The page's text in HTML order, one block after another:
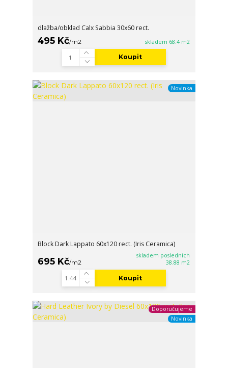
dlažba/obklad Calx Sabbia 30x60 rect.
495 Kč/m2 skladem 68.4 m2
Koupit
Novinka
Block Dark Lappato 60x120 rect. (Iris Ceramica)
695 Kč/m2
skladem posledních
38.88 m2
Koupit
Doporučujeme
Novinka